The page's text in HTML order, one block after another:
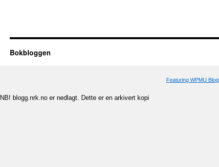
Bokbloggen
Featuring WPMU
NB! blogg.nrk.no er nedlagt. Dette er en arkivert kopi